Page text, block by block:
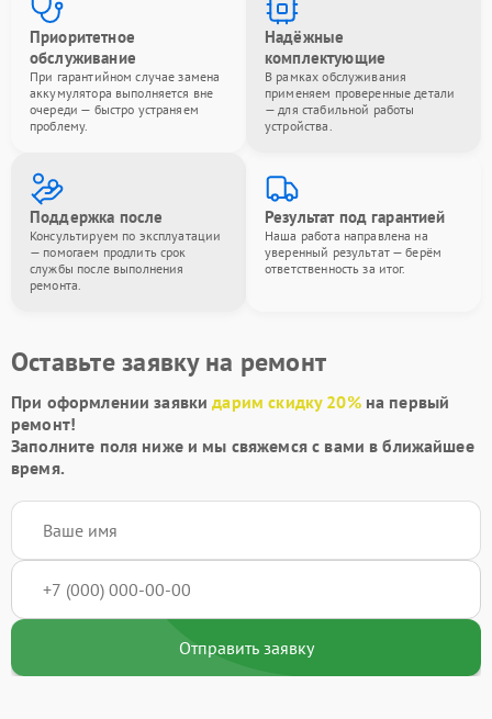
Приоритетное
обслуживание
При гарантийном случае замена
аккумулятора выполняется вне
очереди — быстро устраняем
проблему.
Надёжные
комплектующие
В рамках обслуживания
применяем проверенные детали
— для стабильной работы
устройства.
Поддержка после
Консультируем по эксплуатации
— помогаем продлить срок
службы после выполнения
ремонта.
Результат под гарантией
Наша работа направлена на
уверенный результат — берём
ответственность за итог.
Оставьте заявку на ремонт
При оформлении заявкидарим скидку 20%на первый
ремонт!
Заполните поля ниже и мы свяжемся с вами в ближайшее
время.
Отправить заявку